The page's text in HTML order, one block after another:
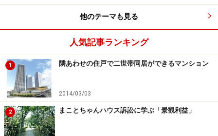
ラマの影響で現役の営業マンは仕事がしにくくなるので
はないかと、余計な心配までしてしまうほどです。
「だます方が悪い」のではなく「だまされ
る方が悪い」と心得よ！
その一方、これからマイホームを取得しようと考えてい
る人にとっては、業界の裏事情や騙（だま）しのテクニ
ックを知ることができ、知識武装に格好の題材として役
他のテーマも見る
人気記事ランキング
1 隣あわせの住戸で二世帯同居ができるマンション
2014/03/03
2 まことちゃんハウス訴訟に学ぶ「景観利益」